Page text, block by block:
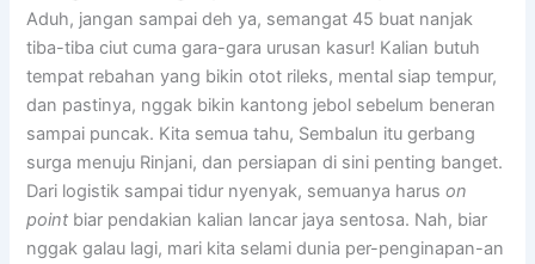
Aduh, jangan sampai deh ya, semangat 45 buat nanjak
tiba-tiba ciut cuma gara-gara urusan kasur! Kalian butuh
tempat rebahan yang bikin otot rileks, mental siap tempur,
dan pastinya, nggak bikin kantong jebol sebelum beneran
sampai puncak. Kita semua tahu, Sembalun itu gerbang
surga menuju Rinjani, dan persiapan di sini penting banget.
Dari logistik sampai tidur nyenyak, semuanya haruson
point biar pendakian kalian lancar jaya sentosa. Nah, biar
nggak galau lagi, mari kita selami dunia per-penginapan-an